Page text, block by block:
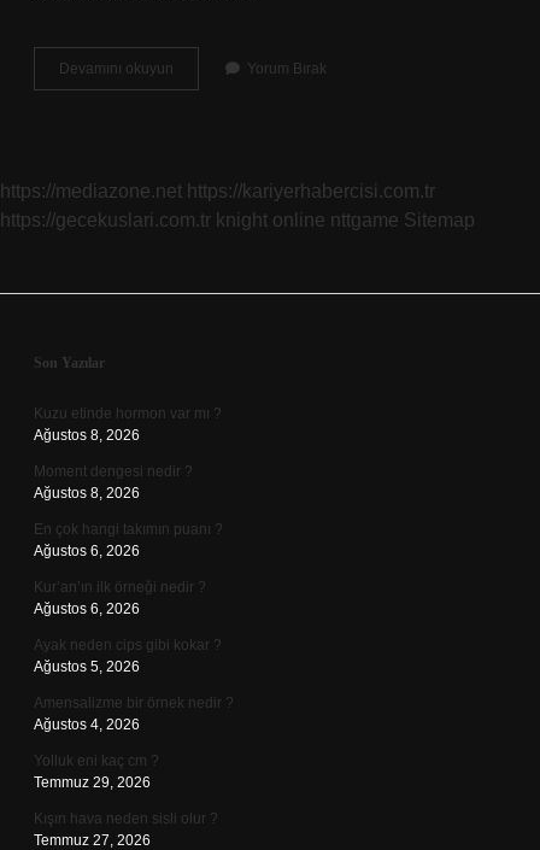
Devamını okuyun Abartmaya
Ne
Yorum Bırak
https://mediazone.net https://kariyerhabercisi.com.tr
https://gecekuslari.com.tr knight online nttgame Sitemap
Sidebar
Son Yazılar
Kuzu etinde hormon var mı ?
Ağustos 8, 2026
Moment dengesi nedir ?
Ağustos 8, 2026
En çok hangi takımın puanı ?
Ağustos 6, 2026
Kur’an’ın ilk örneği nedir ?
Ağustos 6, 2026
Ayak neden cips gibi kokar ?
Ağustos 5, 2026
Amensalizme bir örnek nedir ?
Ağustos 4, 2026
Yolluk eni kaç cm ?
Temmuz 29, 2026
Kışın hava neden sisli olur ?
Temmuz 27, 2026